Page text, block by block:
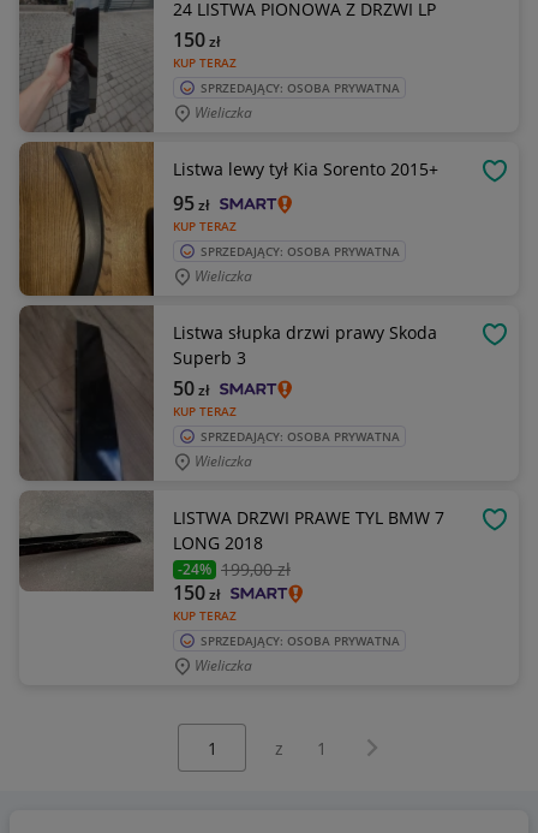
24 LISTWA PIONOWA Z DRZWI LP
KUP TERAZ
150zł
SPRZEDAJĄCY: OSOBA PRYWATNA
Wieliczka
Listwa lewy tył Kia Sorento 2015+
KUP TERAZ
95zł
SPRZEDAJĄCY: OSOBA PRYWATNA
Wieliczka
Listwa słupka drzwi prawy Skoda
Superb 3
KUP TERAZ
50zł
SPRZEDAJĄCY: OSOBA PRYWATNA
Wieliczka
LISTWA DRZWI PRAWE TYL BMW 7
LONG 2018
-24% 199,00 zł
KUP TERAZ
150zł
SPRZEDAJĄCY: OSOBA PRYWATNA
Wieliczka
z 1 Następna strona